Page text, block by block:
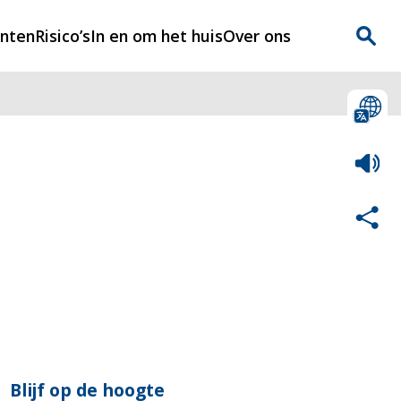
Risico’sIn en om het huisOver ons
Blijf op de hoogte